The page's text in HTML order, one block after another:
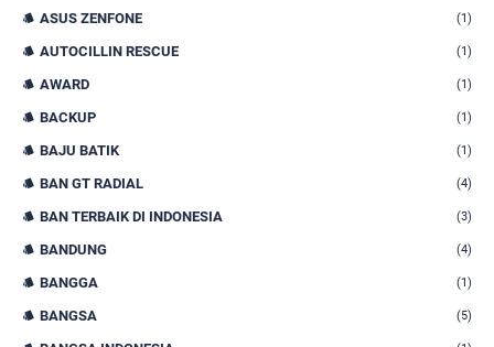
ASUS ZENFONE (1)
AUTOCILLIN RESCUE (1)
AWARD (1)
BACKUP (1)
BAJU BATIK (1)
BAN GT RADIAL (4)
BAN TERBAIK DI INDONESIA (3)
BANDUNG (4)
BANGGA (1)
BANGSA (5)